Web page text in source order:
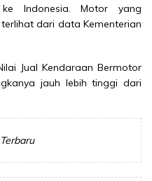
Indonesia. Motor yang
dari data Kementerian
Jual Kendaraan Bermotor
jauh lebih tinggi dari